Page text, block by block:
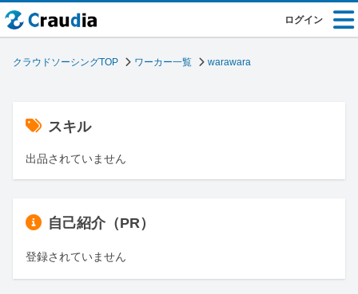
ログイン
クラウドソーシングTOP ワーカー一覧 warawara
スキル
出品されていません
自己紹介（PR）
登録されていません